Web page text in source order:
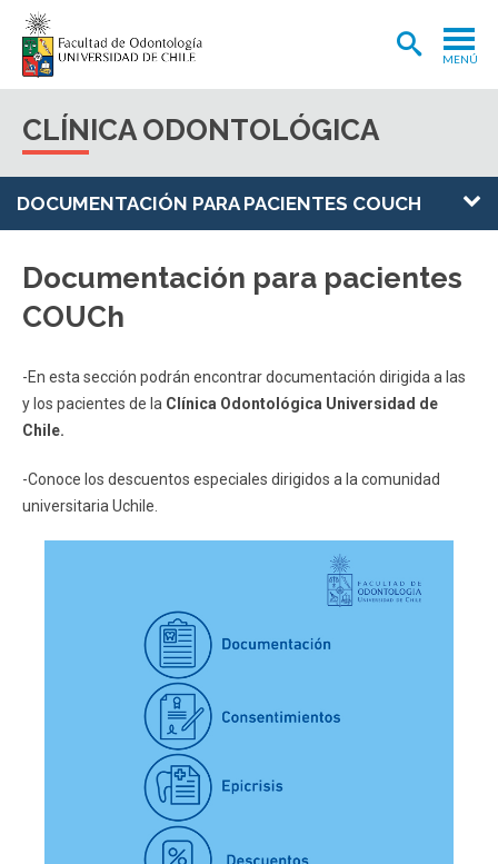
MENÚ
POSTGRADOS Y POSTÍTULOS
EXTENSIÓN
CLÍNICA ODONTOLÓGICA
ESTUDIANTES
EGRESADOS
CLÍNICA ODONTOLÓGICA
DOCUMENTACIÓN PARA PACIENTES COUCH
Documentación para pacientes
COUCh
-En esta sección podrán encontrar documentación dirigida a las
y los pacientes de la Clínica Odontológica Universidad de
Chile.
-Conoce los descuentos especiales dirigidos a la comunidad
universitaria Uchile.